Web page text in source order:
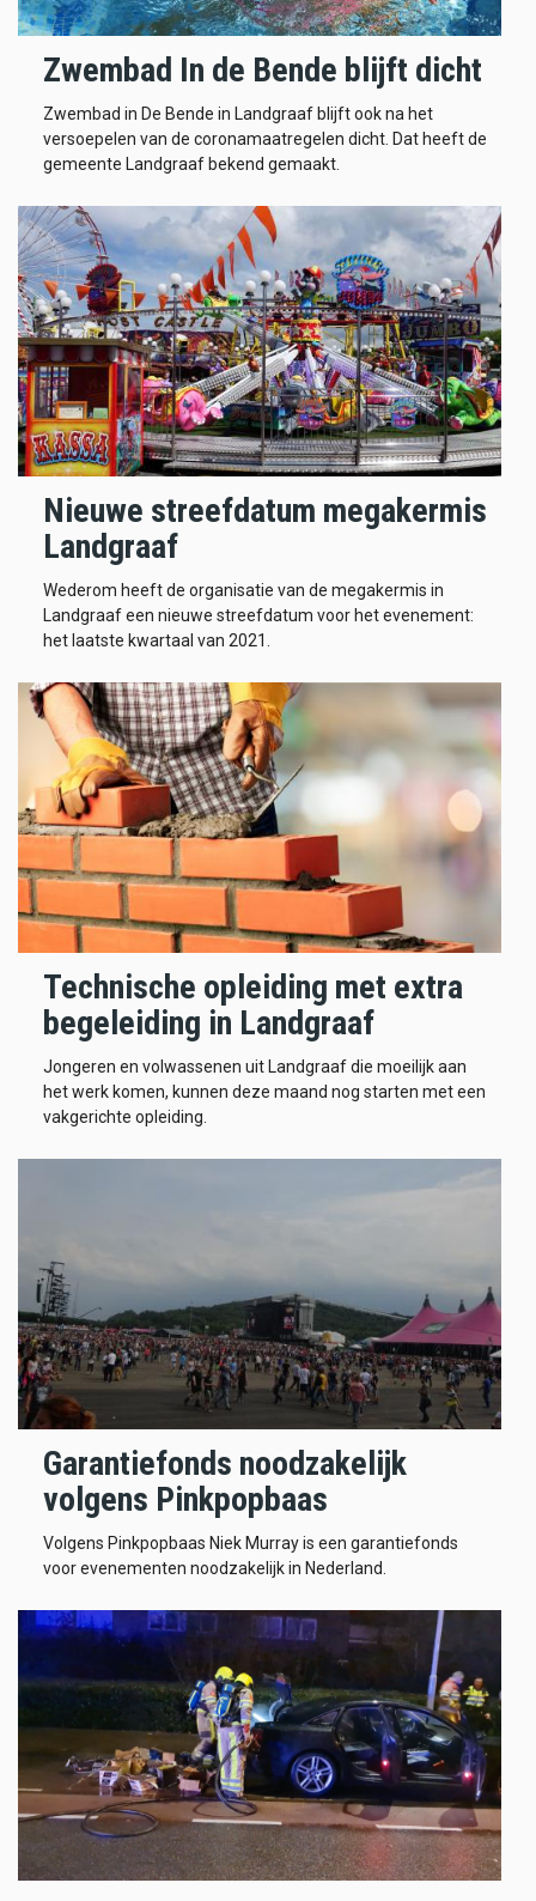
Zwembad In de Bende blijft dicht
Zwembad in De Bende in Landgraaf blijft ook na het
versoepelen van de coronamaatregelen dicht. Dat heeft de
gemeente Landgraaf bekend gemaakt.
Nieuwe streefdatum megakermis
Landgraaf
Wederom heeft de organisatie van de megakermis in
Landgraaf een nieuwe streefdatum voor het evenement:
het laatste kwartaal van 2021.
Technische opleiding met extra
begeleiding in Landgraaf
Jongeren en volwassenen uit Landgraaf die moeilijk aan
het werk komen, kunnen deze maand nog starten met een
vakgerichte opleiding.
Garantiefonds noodzakelijk
volgens Pinkpopbaas
Volgens Pinkpopbaas Niek Murray is een garantiefonds
voor evenementen noodzakelijk in Nederland.